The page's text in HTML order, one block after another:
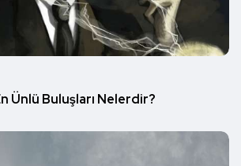
Ünlü Buluşları Nelerdir?